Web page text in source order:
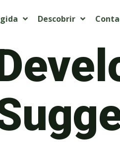
Descobrir